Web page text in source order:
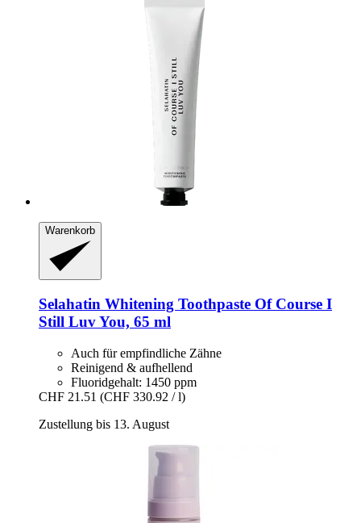
Warenkorb
Selahatin Whitening Toothpaste Of Course I
Still Luv You, 65 ml
Auch für empfindliche Zähne
Reinigend & aufhellend
Fluoridgehalt: 1450 ppm
CHF 21.51 (CHF 330.92 / l)
Zustellung bis 13. August